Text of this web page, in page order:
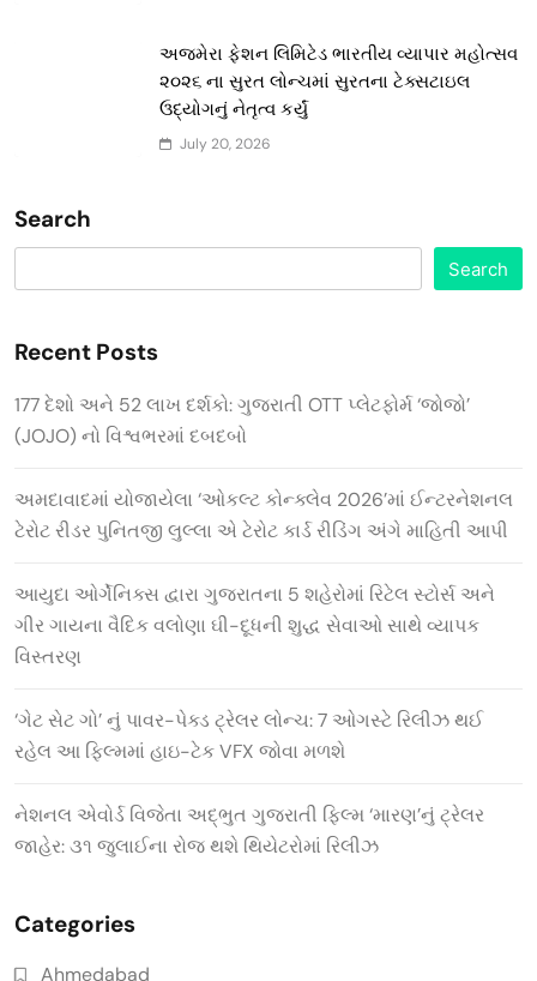
અજમેરા ફેશન લિમિટેડ ભારતીય વ્યાપાર મહોત્સવ
૨૦૨૬ ના સુરત લોન્ચમાં સુરતના ટેક્સટાઇલ
ઉદ્યોગનું નેતૃત્વ કર્યું
July 20, 2026
Search
Search
Recent Posts
177 દેશો અને 52 લાખ દર્શકો: ગુજરાતી OTT પ્લેટફોર્મ ‘જોજો’
(JOJO) નો વિશ્વભરમાં દબદબો
અમદાવાદમાં યોજાયેલા ‘ઓકલ્ટ કોન્ક્લેવ 2026’માં ઈન્ટરનેશનલ
ટેરોટ રીડર પુનિતજી લુલ્લા એ ટેરોટ કાર્ડ રીડિંગ અંગે માહિતી આપી
આયુદા ઓર્ગેનિક્સ દ્વારા ગુજરાતના 5 શહેરોમાં રિટેલ સ્ટોર્સ અને
ગીર ગાયના વૈદિક વલોણા ઘી-દૂધની શુદ્ધ સેવાઓ સાથે વ્યાપક
વિસ્તરણ
‘ગેટ સેટ ગો’ નું પાવર-પેક્ડ ટ્રેલર લોન્ચ: 7 ઓગસ્ટે રિલીઝ થઈ
રહેલ આ ફિલ્મમાં હાઇ-ટેક VFX જોવા મળશે
નેશનલ એવોર્ડ વિજેતા અદ્ભુત ગુજરાતી ફિલ્મ ‘મારણ’નું ટ્રેલર
જાહેર: ૩૧ જુલાઈના રોજ થશે થિયેટરોમાં રિલીઝ
Categories
Ahmedabad